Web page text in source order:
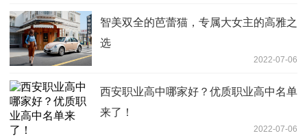
智美双全的芭蕾猫，专属大女主的高雅之
选
2022-07-06
西安职业高中哪家好？优质职业高中名单
来了！
2022-07-06